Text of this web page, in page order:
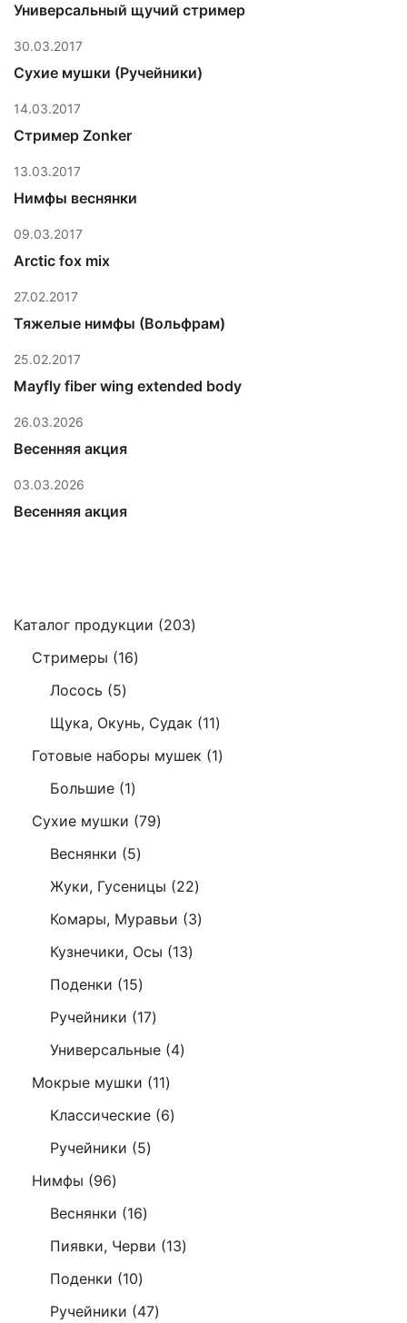
Универсальный щучий стример
30.03.2017
Сухие мушки (Ручейники)
14.03.2017
Стример Zonker
13.03.2017
Нимфы веснянки
09.03.2017
Arctic fox mix
27.02.2017
Тяжелые нимфы (Вольфрам)
25.02.2017
Mayfly fiber wing extended body
26.03.2026
Весенняя акция
03.03.2026
Весенняя акция
Каталог продукции 203203
Стримеры 1616
Лосось 55
товаров
Щука, Окунь, Судак 1111
товаров
Готовые наборы мушек 11
Большие 11
товар
Сухие мушки 7979
Веснянки 55
товаров
Жуки, Гусеницы 2222
товара
Комары, Муравьи 33
Кузнечики, Осы 1313
Поденки 1515
товаров
Ручейники 1717
товаров
Универсальные 44
Мокрые мушки 1111
товаров
Классические 66
Ручейники 55
Нимфы 9696
товаров
Веснянки 1616
товаров
Пиявки, Черви 1313
Поденки 1010
товаров
Ручейники 4747